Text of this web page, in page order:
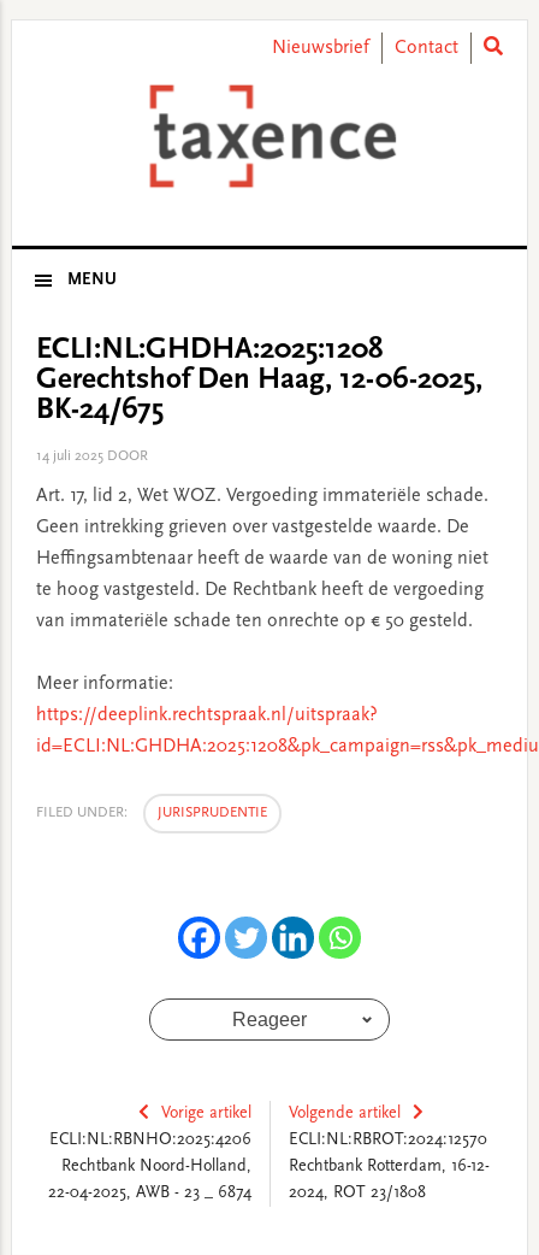
Nieuwsbrief Contact
MENU
ECLI:NL:GHDHA:2025:1208
Gerechtshof Den Haag, 12-06-2025,
BK-24/675
14 juli 2025DOOR
Art. 17, lid 2, Wet WOZ. Vergoeding immateriële schade.
Geen intrekking grieven over vastgestelde waarde. De
Heffingsambtenaar heeft de waarde van de woning niet
te hoog vastgesteld. De Rechtbank heeft de vergoeding
van immateriële schade ten onrechte op € 50 gesteld.
Meer informatie:
https://deeplink.rechtspraak.nl/uitspraak?
FILED UNDER: JURISPRUDENTIE
Reageer
Vorige artikel
ECLI:NL:RBNHO:2025:4206
Rechtbank Noord-Holland,
22-04-2025, AWB - 23 _ 6874
Volgende artikel
ECLI:NL:RBROT:2024:12570
Rechtbank Rotterdam, 16-12-
2024, ROT 23/1808